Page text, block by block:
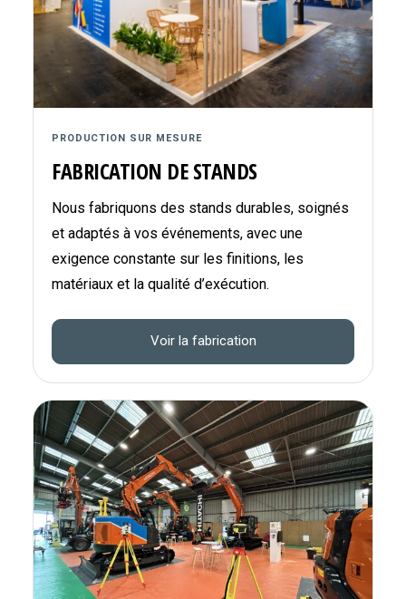
PRODUCTION SUR MESURE
FABRICATION DE STANDS
Nous fabriquons des stands durables, soignés
et adaptés à vos événements, avec une
exigence constante sur les finitions, les
matériaux et la qualité d’exécution.
Voir la fabrication